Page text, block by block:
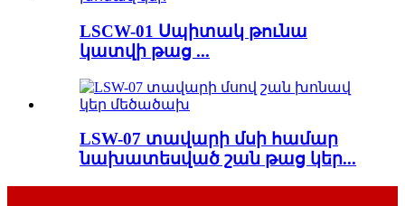
LSCW-01 Սպիտակ թունա
կատվի թաց ...
LSW-07 տավարի մսի համար
նախատեսված շան թաց կեր...